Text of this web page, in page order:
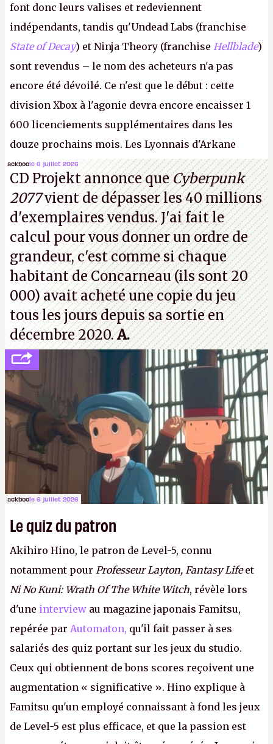
font donc leurs valises et redeviennent
indépendants, tandis qu'Undead Labs (franchise
State of Decay) et Ninja Theory (franchise Hellblade)
sont revendus – le nom des acheteurs n'a pas
encore été dévoilé. Ce n'est que le début : cette
division Xbox à l'agonie devra encore encaisser 1
600 licenciements supplémentaires dans les
douze prochains mois. Les Lyonnais d'Arkane
(Dishonored, Deathloop) pourraient faire partie des
prochaines victimes, puisque Microsoft a confirmé
vouloir se séparer du studio.A.
ackboole 6 juillet 2026
CD Projekt annonce queCyberpunk
2077vient de dépasser les 40 millions
d'exemplaires vendus. J'ai fait le
calcul pour vous donner un ordre de
grandeur, c'est comme si chaque
habitant de Concarneau (ils sont 20
000) avait acheté une copie du jeu
tous les jours depuis sa sortie en
décembre 2020.A.
ackboole 6 juillet 2026
Le quiz du patron
Akihiro Hino, le patron de Level-5, connu
notamment pour Professeur Layton, Fantasy Lifeet
Ni No Kuni: Wrath Of The White Witch, révèle lors
d'une interview au magazine japonais Famitsu,
repérée par Automaton, qu'il fait passer à ses
salariés des quiz portant sur les jeux du studio.
Ceux qui obtiennent de bons scores reçoivent une
augmentation « significative ». Hino explique à
Famitsu qu'un employé connaissant à fond les jeux
de Level-5 est plus efficace, et que la passion est